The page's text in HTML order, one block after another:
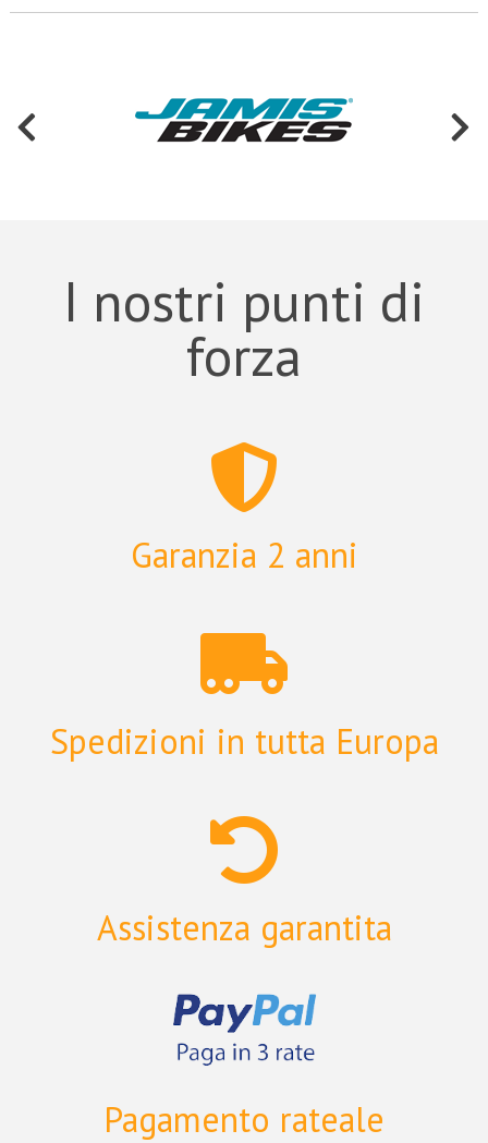
I nostri punti di
forza
Garanzia 2 anni
Spedizioni in tutta Europa
Assistenza garantita
Pagamento rateale